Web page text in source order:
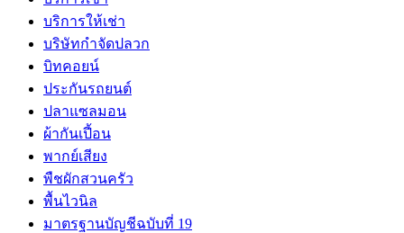
บริการให้เช่า
บริษัทกำจัดปลวก
บิทคอยน์
ประกันรถยนต์
ปลาแซลมอน
ผ้ากันเปี้อน
พากย์เสียง
พืชผักสวนครัว
พื้นไวนิล
มาตรฐานบัญชีฉบับที่ 19